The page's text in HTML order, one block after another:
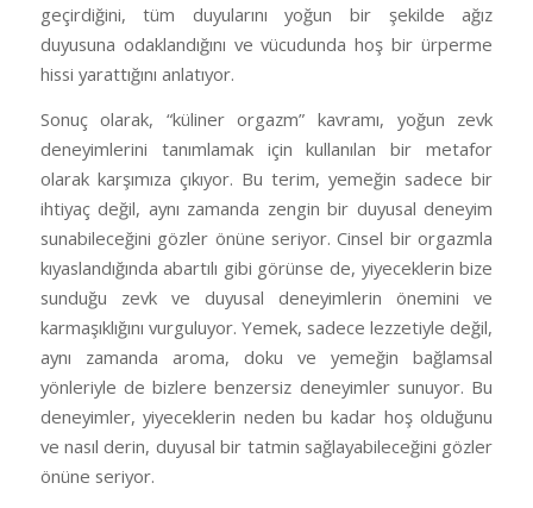
geçirdiğini, tüm duyularını yoğun bir şekilde ağız
duyusuna odaklandığını ve vücudunda hoş bir ürperme
hissi yarattığını anlatıyor.
Sonuç olarak, “küliner orgazm” kavramı, yoğun zevk
deneyimlerini tanımlamak için kullanılan bir metafor
olarak karşımıza çıkıyor. Bu terim, yemeğin sadece bir
ihtiyaç değil, aynı zamanda zengin bir duyusal deneyim
sunabileceğini gözler önüne seriyor. Cinsel bir orgazmla
kıyaslandığında abartılı gibi görünse de, yiyeceklerin bize
sunduğu zevk ve duyusal deneyimlerin önemini ve
karmaşıklığını vurguluyor. Yemek, sadece lezzetiyle değil,
aynı zamanda aroma, doku ve yemeğin bağlamsal
yönleriyle de bizlere benzersiz deneyimler sunuyor. Bu
deneyimler, yiyeceklerin neden bu kadar hoş olduğunu
ve nasıl derin, duyusal bir tatmin sağlayabileceğini gözler
önüne seriyor.